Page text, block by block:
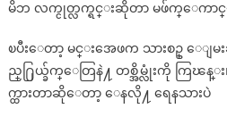
မိဘ လက္ငုတ္လက္ရင္းဆိုတာ မဖ်က္ေကာင္
ၿပီးေတာ့ မင္းအေဖက သားစဥ္ ေျ
ည္႐ြယ္ခ်က္ေတြနဲ႔ တစ္အိမ္လုံးကို ကြၽ
က္ထားတာဆိုေတာ့ ေနလို႔ ရေနသားပဲ